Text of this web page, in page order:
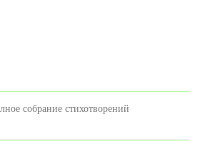
собрание стихотворений